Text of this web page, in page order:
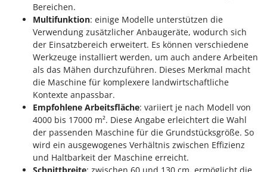
Bereichen.
Multifunktion: einige Modelle unterstützen die
Verwendung zusätzlicher Anbaugeräte, wodurch sich
der Einsatzbereich erweitert. Es können verschiedene
Werkzeuge installiert werden, um auch andere Arbeiten
als das Mähen durchzuführen. Dieses Merkmal macht
die Maschine für komplexere landwirtschaftliche
Kontexte anpassbar.
Empfohlene Arbeitsfläche: variiert je nach Modell von
4000 bis 17000 m². Diese Angabe erleichtert die Wahl
der passenden Maschine für die Grundstücksgröße. So
wird ein ausgewogenes Verhältnis zwischen Effizienz
und Haltbarkeit der Maschine erreicht.